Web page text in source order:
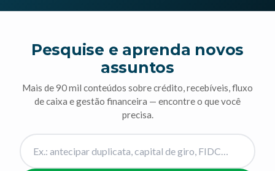
Pesquise e aprenda novos
assuntos
Mais de 90 mil conteúdos sobre crédito, recebíveis, fluxo
de caixa e gestão financeira — encontre o que você
precisa.